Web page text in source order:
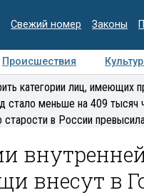
Свежий номер Законы
Происшествия
Интервью
категории лиц, имеющих
стало меньше на 409 тысяч
в России
внесут в